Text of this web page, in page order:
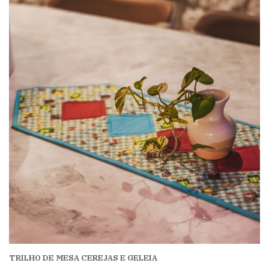
TRILHO DE MESA CEREJAS E GELEIA